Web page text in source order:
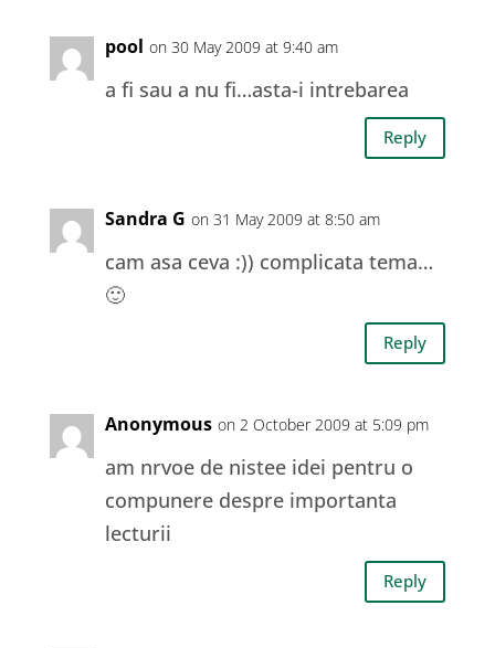
pool on 30 May 2009 at 9:40 am
a fi sau a nu fi…asta-i intrebarea
Reply
Sandra G on 31 May 2009 at 8:50 am
cam asa ceva :)) complicata tema…
🙂
Reply
Anonymous on 2 October 2009 at 5:09 pm
am nrvoe de nistee idei pentru o
compunere despre importanta
lecturii
Reply